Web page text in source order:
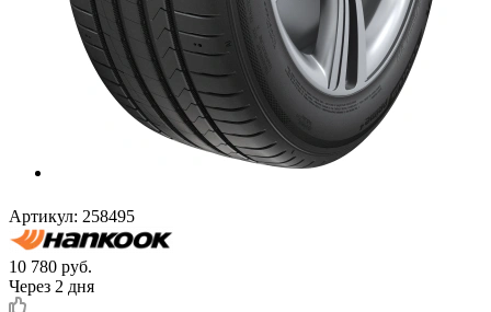
Артикул: 258495
10 780 руб.
Через 2 дня